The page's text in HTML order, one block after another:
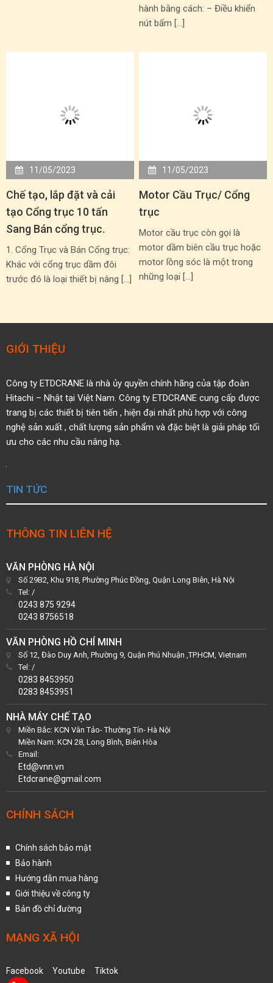
hành bằng cách: – Điều khiển
nút bấm […]
11/05/2023
Chế tạo, lắp đặt và cải
tạo Cổng trục 10 tấn
Sang Bán cổng trục.
1. Cổng Trục và Bán Cổng trục:
Khác với cổng trục dầm đôi
trước đó là loại thiết bị nâng […]
11/05/2023
Motor Cầu Trục/ Cổng
trục
Motor cầu trục còn gọi là
motor dầm biên cầu trục hoặc
motor lồng sóc là một trong
những loại […]
GIỚI THIỆU
Công ty ETDCRANE là nhà ủy quyền chính hãng của tập đoàn
Hitachi – Nhật tại Việt Nam. Công ty ETDCRANE cung cấp được
trang bị các thiết bị tiên tiến , hiện đại nhất phù hợp với công
nghệ sản xuất , chất lượng sản phẩm và đặc biệt là giải pháp tối
ưu cho các nhu cầu nâng hạ.
TIN TỨC
THÔNG TIN LIÊN HỆ
VĂN PHÒNG HÀ NỘI
Số 29B2, Khu 918, Phường Phúc Đồng, Quận Long Biên, Hà Nội
Tel:
0243 875 9294
/
0243 8756518
VĂN PHÒNG HỒ CHÍ MINH
Số 12, Đào Duy Anh, Phường 9, Quận Phú Nhuận ,TP.HCM, Vietnam
Tel:
0283 8453950
/
0283 8453951
NHÀ MÁY CHẾ TẠO
Miền Bắc: KCN Vân Tảo- Thường Tín- Hà Nội
Miền Nam: KCN 28, Long Bình, Biên Hòa
Email:
Etd@vnn.vn
Etdcrane@gmail.com
CHÍNH SÁCH
Chính sách bảo mật
Bảo hành
Hướng dẫn mua hàng
Giới thiệu về công ty
Bản đồ chỉ đường
MẠNG XÃ HỘI
Facebook Youtube Tiktok